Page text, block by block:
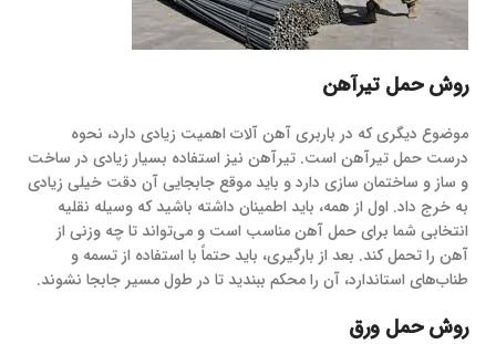
روش حمل تیرآهن
موضوع دیگری که در باربری آهن آلات اهمیت زیادی دارد، نحوه
درست حمل تیرآهن است. تیرآهن نیز استفاده بسیار زیادی در ساخت
و ساز و ساختمان سازی دارد و باید موقع جابجایی آن دقت خیلی زیادی
به خرج داد. اول از همه، باید اطمینان داشته باشید که وسیله نقلیه
انتخابی شما برای حمل آهن مناسب است و می‌تواند تا چه وزنی از
آهن را تحمل کند. بعد از بارگیری، باید حتماً با استفاده از تسمه و
طناب‌های استاندارد، آن را محکم ببندید تا در طول مسیر جابجا نشوند.
روش حمل ورق